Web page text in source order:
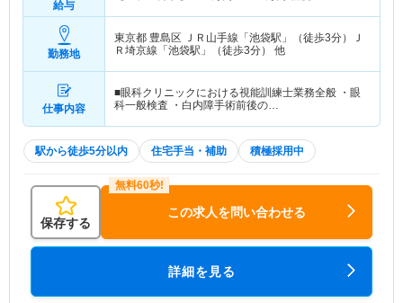
給与
勤務地
東京都 豊島区 ＪＲ山手線「池袋駅」（徒歩3分）Ｊ
Ｒ埼京線「池袋駅」（徒歩3分） 他
仕事内容
■眼科クリニックにおける視能訓練士業務全般 ・眼
科一般検査 ・白内障手術前後の…
駅から徒歩5分以内 住宅手当・補助 積極採用中
保存する
この求人を問い合わせる
詳細を見る